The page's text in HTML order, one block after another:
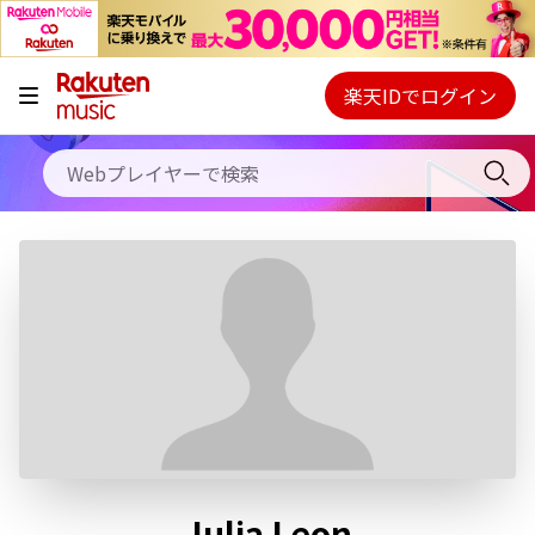
キャンペーン
料金プラン
使い方
Webプレイヤー
ご契約内容の確認・変更
楽天IDでログイン